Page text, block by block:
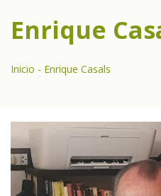
Enrique
Inicio - Enrique Casals